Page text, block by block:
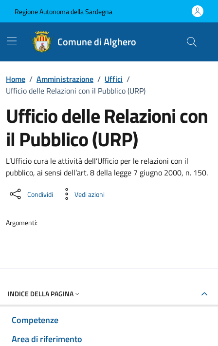
Regione Autonoma della Sardegna
Comune di Alghero
Home / Amministrazione / Uffici /
Ufficio delle Relazioni con il Pubblico (URP)
Ufficio delle Relazioni con
il Pubblico (URP)
Dettaglio dell'unità
L’Ufficio cura le attività dell’Ufficio per le relazioni con il
pubblico, ai sensi dell’art. 8 della legge 7 giugno 2000, n. 150.
Condividi Vedi azioni
Argomenti:
INDICE DELLA PAGINA
Competenze
Area di riferimento